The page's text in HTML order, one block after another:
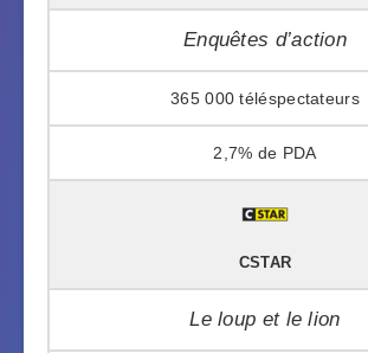
Enquêtes d’action
365 000
2,7%
CSTAR
Le loup et le lion